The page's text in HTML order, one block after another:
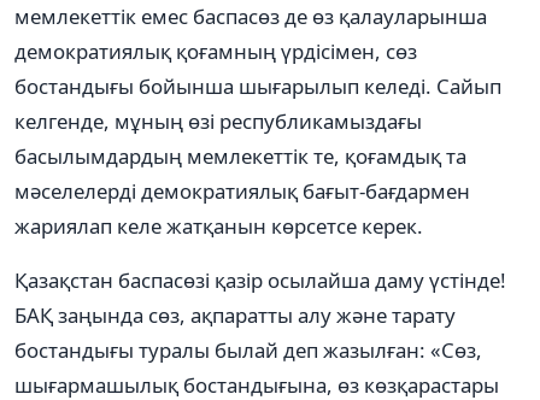
мемлекеттік емес баспасөз де өз қалауларынша
демократиялық қоғамның үрдісімен, сөз
бостандығы бойынша шығарылып келеді. Сайып
келгенде, мұның өзі республикамыздағы
басылымдардың мемлекеттік те, қоғамдық та
мәселелерді демократиялық бағыт-бағдармен
жариялап келе жатқанын көрсетсе керек.
Қазақстан баспасөзі қазір осылайша даму үстінде!
БАҚ заңында сөз, ақпаратты алу және тарату
бостандығы туралы былай деп жазылған: «Сөз,
шығармашылық бостандығына, өз көзқарастары